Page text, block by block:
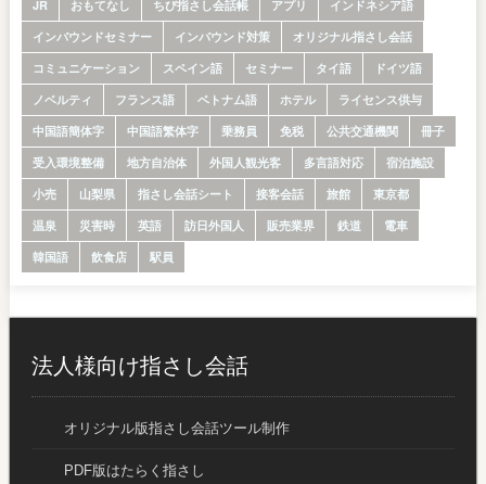
JR おもてなし ちび指さし会話帳 アプリ
インドネシア語
インバウンドセミナー
インバウンド対策
オリジナル指さし会話
コミュニケーション
スペイン語 セミナー タイ語
ドイツ語
ノベルティ
フランス語 ベトナム語 ホテル
ライセンス供与
中国語簡体字
中国語繁体字 乗務員 免税 公共交通機関
冊子
受入環境整備
地方自治体 外国人観光客 多言語対応
宿泊施設
小売
山梨県 指さし会話シート 接客会話 旅館
東京都
温泉
災害時 英語 訪日外国人 販売業界 鉄道
電車
韓国語
飲食店 駅員
法人様向け指さし会話
オリジナル版指さし会話ツール制作
PDF版はたらく指さし